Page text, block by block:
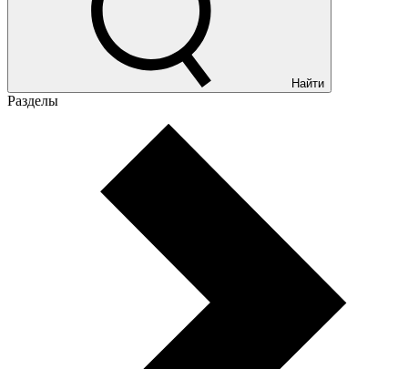
Найти
Разделы